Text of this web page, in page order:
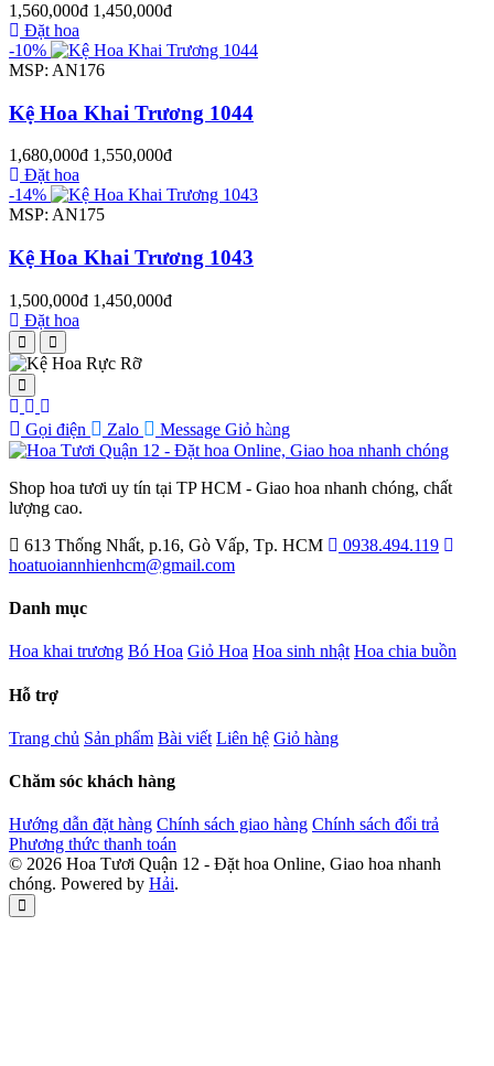
1,560,000đ 1,450,000đ
Đặt hoa
-10%
MSP: AN176
Kệ Hoa Khai Trương 1044
1,680,000đ 1,550,000đ
Đặt hoa
-14%
MSP: AN175
Kệ Hoa Khai Trương 1043
1,500,000đ 1,450,000đ
Đặt hoa
Gọi điện Zalo Message 0
Giỏ hàng
Shop hoa tươi uy tín tại TP HCM - Giao hoa nhanh chóng, chất
lượng cao.
613 Thống Nhất, p.16, Gò Vấp, Tp. HCM
0938.494.119
hoatuoiannhienhcm@gmail.com
Danh mục
Hoa khai trương Bó Hoa Giỏ Hoa Hoa sinh nhật Hoa chia buồn
Hỗ trợ
Trang chủ Sản phẩm Bài viết Liên hệ Giỏ hàng
Chăm sóc khách hàng
Hướng dẫn đặt hàng Chính sách giao hàng Chính sách đổi trả
Phương thức thanh toán
© 2026 Hoa Tươi Quận 12 - Đặt hoa Online, Giao hoa nhanh
chóng. Powered by Hải.